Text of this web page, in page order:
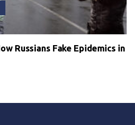
Russians Fake Epidemics in